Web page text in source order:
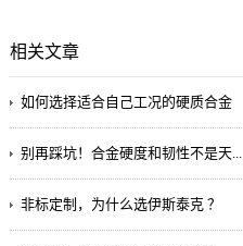
相关文章
如何选择适合自己工况的硬质合金
别再踩坑！合金硬度和韧性不是天...
非标定制，为什么选伊斯泰克 ？